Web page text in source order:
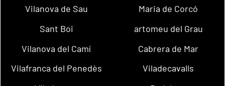
Vilanova de Sau
Maria de Corcó
Sant Boi
artomeu del Grau
Vilanova del Camí
Cabrera de Mar
Vilafranca del Penedès
Viladecavalls